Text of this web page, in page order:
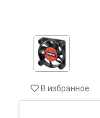
В избранное